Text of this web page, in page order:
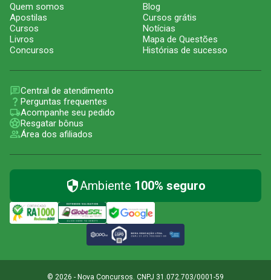
Quem somos
Apostilas
Cursos
Livros
Concursos
Blog
Cursos grátis
Notícias
Mapa de Questões
Histórias de sucesso
Central de atendimento
Perguntas frequentes
Acompanhe seu pedido
Resgatar bônus
Área dos afiliados
Ambiente 100% seguro
© 2026 - Nova Concursos. CNPJ 31.072.703/0001-59